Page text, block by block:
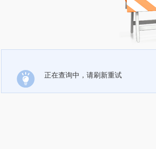
正在查询中，请刷新重试